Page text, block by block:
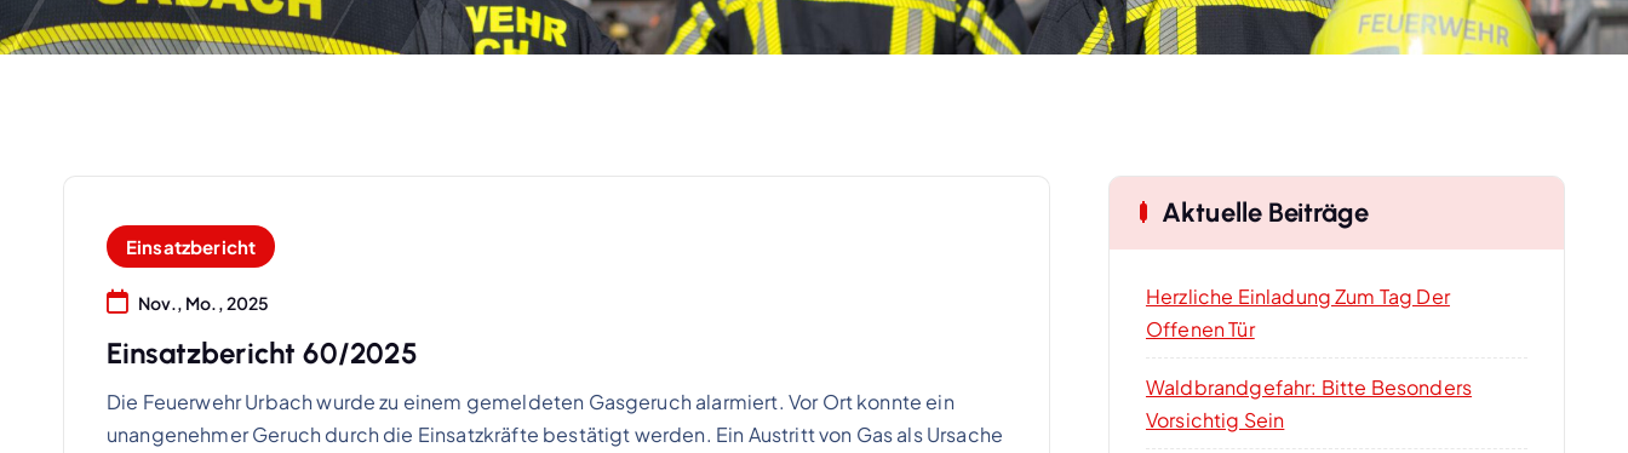
Einsatzbericht
Nov., Mo., 2025
Einsatzbericht 60/2025
Die Feuerwehr Urbach wurde zu einem gemeldeten Gasgeruch alarmiert. Vor Ort konnte ein
unangenehmer Geruch durch die Einsatzkräfte bestätigt werden. Ein Austritt von Gas als Ursache
Aktuelle Beiträge
Herzliche Einladung Zum Tag Der
Offenen Tür
Waldbrandgefahr: Bitte Besonders
Vorsichtig Sein